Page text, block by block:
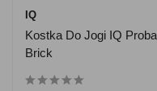
IQ
Kostka Do Jogi IQ
Brick